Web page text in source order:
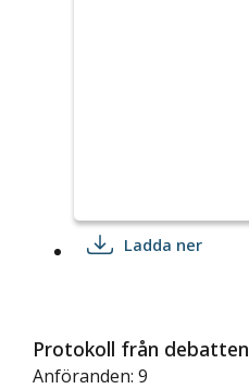
Ladda ner
Protokoll från debatten
Anföranden: 9